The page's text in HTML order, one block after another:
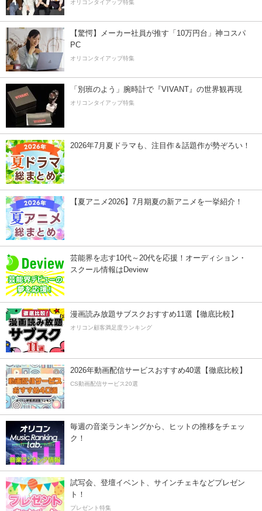
オリコンタイアップ特集
【驚愕】メーカー社員が推す「10万円台」神コスパ
PC
オリコンタイアップ特集
「別班のよう」腕時計で『VIVANT』の世界観再現
オリコンタイアップ特集
2026年7月夏ドラマも、注目作＆話題作が勢ぞろい！
【夏アニメ2026】7月期夏の新アニメを一挙紹介！
芸能界を志す10代～20代を応援！オーディション・
スクール情報はDeview
漫画読み放題サブスクおすすめ11選【徹底比較】
オリコン顧客満足度ランキング
2026年動画配信サービスおすすめ40選【徹底比較】
CS動画配信サービス20選
毎週の音楽ランキングから、ヒットの推移をチェッ
ク！
試写会、登壇イベント、サインチェキなどプレゼン
ト！
プレゼント特集